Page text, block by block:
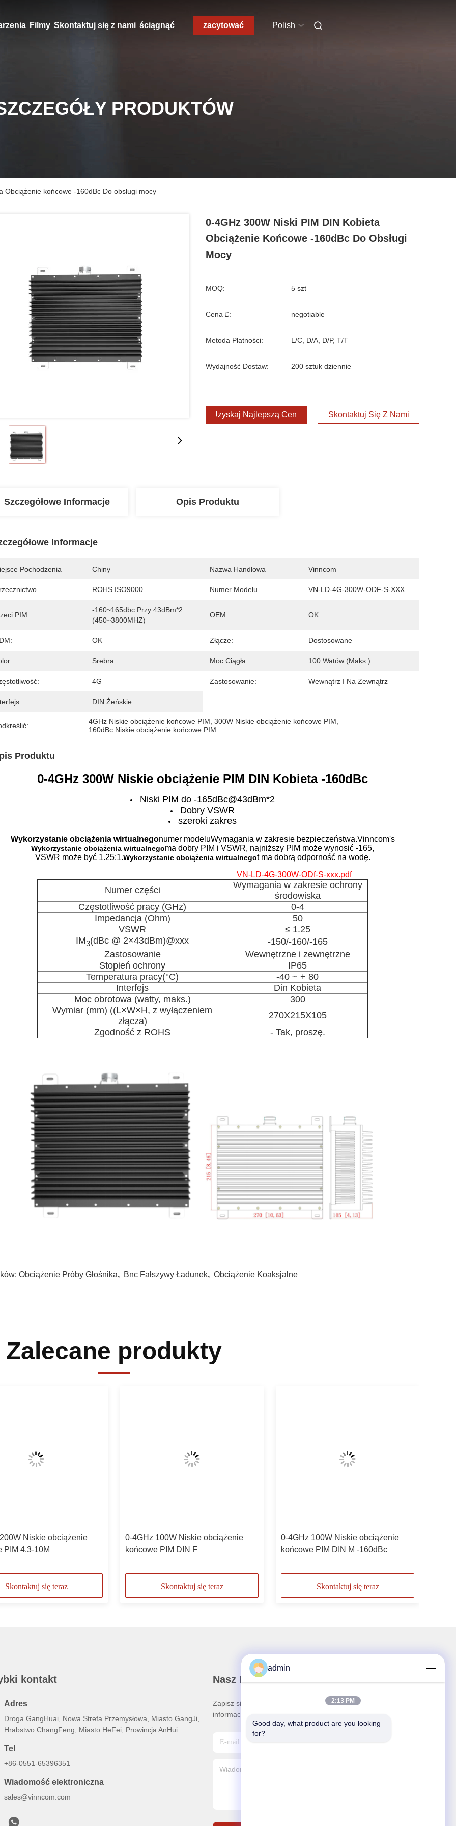
Filmy Skontaktuj się z nami ściągnąć zacytować Polish
PRODUKTÓW
Obciążenie końcowe -160dBc Do obsługi mocy
0-4GHz 300W Niski PIM DIN Kobieta
Obciążenie Końcowe -160dBc Do Obsługi
Mocy
MOQ: 5 szt
Cena £: negotiable
Metoda Płatności: L/C, D/A, D/P, T/T
Wydajność Dostaw: 200 sztuk dziennie
Uzyskaj Najlepszą Cenę Skontaktuj Się Z Nami
Szczegółowe Informacje Opis Produktu
Informacje
Pochodzenia Chiny Nazwa Handlowa Vinncom
ROHS ISO9000 Numer Modelu VN-LD-4G-300W-ODF-S-XXX
PIM:
-160~165dbc Przy 43dBm*2
(450~3800MHZ)
OEM: OK
OK Złącze: Dostosowane
Srebra Moc Ciągła: 100 Watów (maks.)
4G Zastosowanie: Wewnątrz I Na Zewnątrz
DIN Żeńskie
4GHz Niskie obciążenie końcowe PIM , 300W Niskie obciążenie końcowe PIM
160dBc Niskie obciążenie końcowe PIM
Produktu
0-4GHz 300W Niskie obciążenie PIM DIN Kobieta -160dBc
Niski PIM do -165dBc@43dBm*2
Dobry VSWR
szeroki zakres
Wykorzystanie obciążenia wirtualnegonumer modeluWymagania w zakresie bezpieczeństwa.Vinncom's
Wykorzystanie obciążenia wirtualnegoma dobry PIM i VSWR, najniższy PIM może wynosić -165,
VSWR może być 1.25:1.Wykorzystanie obciążenia wirtualnegot ma dobrą odporność na wodę.
VN-LD-4G-300W-ODf-S-xxx.pdf
Numer części
Wymagania w zakresie ochrony
środowiska
Częstotliwość pracy (GHz)
0-4
Impedancja (Ohm)
50
VSWR
≤ 1.25
IM3(dBc @ 2×43dBm)@xxx
-150/-160/-165
Zastosowanie
Wewnętrzne i zewnętrzne
Stopień ochrony
IP65
Temperatura pracy(°C)
-40 ~ + 80
Interfejs
Din Kobieta
Moc obrotowa (watty, maks.)
300
Wymiar (mm) ((L×W×H, z wyłączeniem
złącza)
270X215X105
Zgodność z ROHS
- Tak, proszę.
Obciążenie Próby Głośnika, Bnc Fałszywy Ładunek, Obciążenie Koaksjalne
Zalecane produkty
Niskie obciążenie
PIM 4.3-10M
Skontaktuj się teraz
0-4GHz 100W Niskie obciążenie
końcowe PIM DIN F
Skontaktuj się teraz
0-4GHz 100W Niskie obciążenie
końcowe PIM DIN M -160dBc
Skontaktuj się teraz
kontakt
Adres
Droga GangHuai, Nowa Strefa Przemysłowa, Miasto GangJi,
Hrabstwo ChangFeng, Miasto HeFei, Prowincja AnHui
Tel
+86-0551-65396351
Wiadomość elektroniczna
sales@vinncom.com
Nasz Newsletter
Zapisz się do naszego biuletynu z rabatami i innymi
informacjami.
admin
2:13 PM
Good day, what product are you looking
for?